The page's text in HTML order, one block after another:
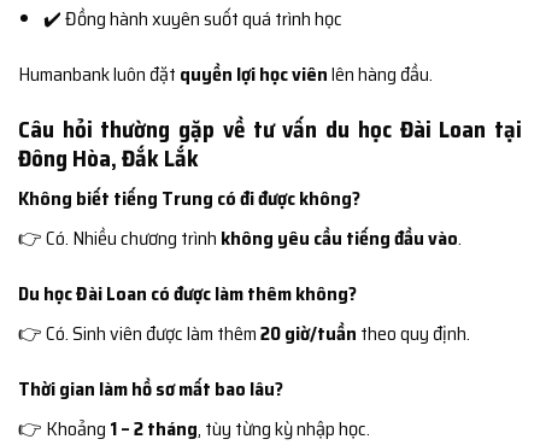
✔️ Đồng hành xuyên suốt quá trình học
Humanbank luôn đặt quyền lợi học viênlên hàng đầu.
Câu hỏi thường gặp về tư vấn du học Đài Loan tại
Đông Hòa, Đắk Lắk
Không biết tiếng Trung có đi được không?
👉 Có. Nhiều chương trình không yêu cầu tiếng đầu vào.
Du học Đài Loan có được làm thêm không?
👉 Có. Sinh viên được làm thêm20 giờ/tuần theo quy định.
Thời gian làm hồ sơ mất bao lâu?
👉 Khoảng 1 – 2 tháng, tùy từng kỳ nhập học.